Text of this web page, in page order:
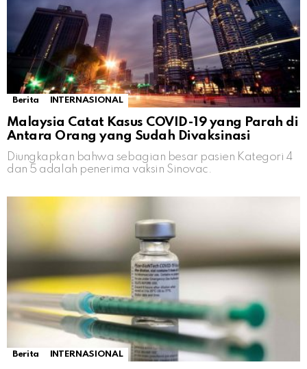
Berita INTERNASIONAL
Malaysia Catat Kasus COVID-19 yang Parah di
Antara Orang yang Sudah Divaksinasi
Diungkapkan bahwa sebagian besar pasien Kategori 4
dan 5 adalah penerima vaksin Sinovac.
Berita INTERNASIONAL